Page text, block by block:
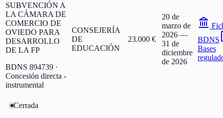
SUBVENCIÓN A
LA CÁMARA DE
COMERCIO DE
OVIEDO PARA
DESARROLLO
DE LA FP
BDNS 894739 ·
Concesión directa -
instrumental
CONSEJERÍA
DE
EDUCACIÓN
23.000 €
20 de
marzo de
2026 —
31 de
diciembre
de 2026
BDNS
Bases
Cerrada